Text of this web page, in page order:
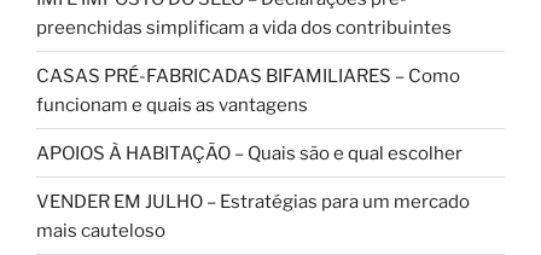
preenchidas simplificam a vida dos contribuintes
CASAS PRÉ-FABRICADAS BIFAMILIARES – Como
funcionam e quais as vantagens
APOIOS À HABITAÇÃO – Quais são e qual escolher
VENDER EM JULHO – Estratégias para um mercado
mais cauteloso